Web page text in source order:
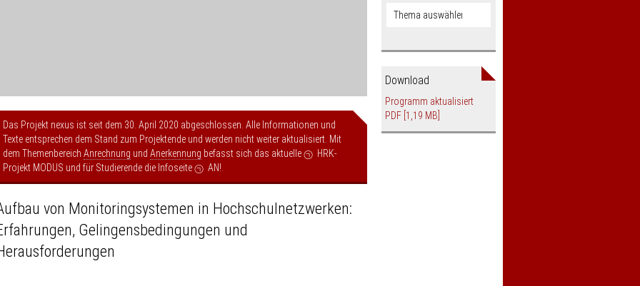
Das Projekt nexus ist seit dem 30. April 2020 abgeschlossen. Alle Informationen und
Texte entsprechen dem Stand zum Projektende und werden nicht weiter aktualisiert. Mit
dem Themenbereich Anrechnung und Anerkennung befasst sich das aktuelle
HRK-
Projekt MODUS und für Studierende die Infoseite AN!
von Monitoringsystemen in Hochschulnetzwerken:
Gelingensbedingungen und
Download
Programm aktualisiert
PDF [1,19 MB]